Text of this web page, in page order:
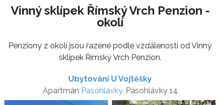
Vinný sklípek Římský Vrch Penzion -
okolí
Penziony z okolí jsou řazené podle vzdálenosti od Vinný
sklípek Římský Vrch Penzion.
Ubytování U Vojtěšky
Apartmán Pasohlávky, Pasohlávky 14